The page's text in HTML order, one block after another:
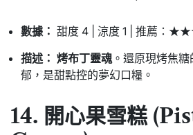
數據： 甜度 4 | 涼度 1 | 推薦：
描述： 烤布丁靈魂 。還原現烤焦
郁，是甜點控的夢幻口糧。
14. 開心果雪糕